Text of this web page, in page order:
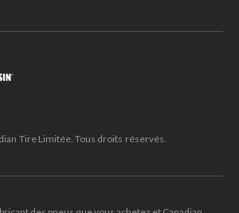
Tire Limitée. Tous droits réservés.